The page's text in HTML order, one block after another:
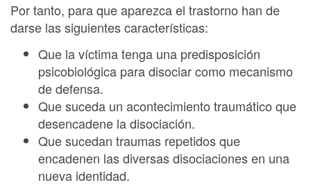
Por tanto, para que aparezca el trastorno han de
darse las siguientes características:
Que la víctima tenga una predisposición
psicobiológica para disociar como mecanismo
de defensa.
Que suceda un acontecimiento traumático que
desencadene la disociación.
Que sucedan traumas repetidos que
encadenen las diversas disociaciones en una
nueva identidad.